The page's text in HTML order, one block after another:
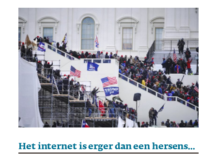
Het internet is erger dan een hersenspoelmachine